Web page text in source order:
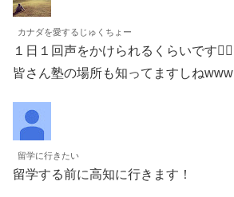
カナダを愛するじゅくちょー
１日１回声をかけられるくらいです🙇‍♂️
皆さん塾の場所も知ってますしねwww
留学に行きたい
留学する前に高知に行きます！